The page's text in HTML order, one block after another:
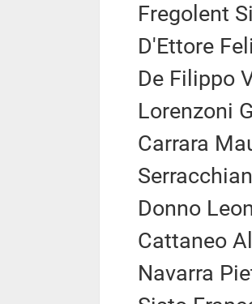
Fregolent
D'Ettore
De Filippo
Lorenzoni
Carrara
Donno
Cattaneo
Navarra